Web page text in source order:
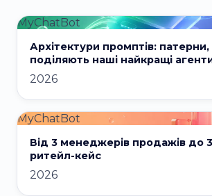
MyChatBot
Архітектури промптів: патерни,
поділяють наші найкращі
2026
MyChatBot
Від 3 менеджерів продажів до 3
ритейл-кейс
2026